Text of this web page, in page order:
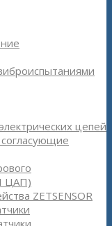
цепей
ЦАП)
ZETSENSOR